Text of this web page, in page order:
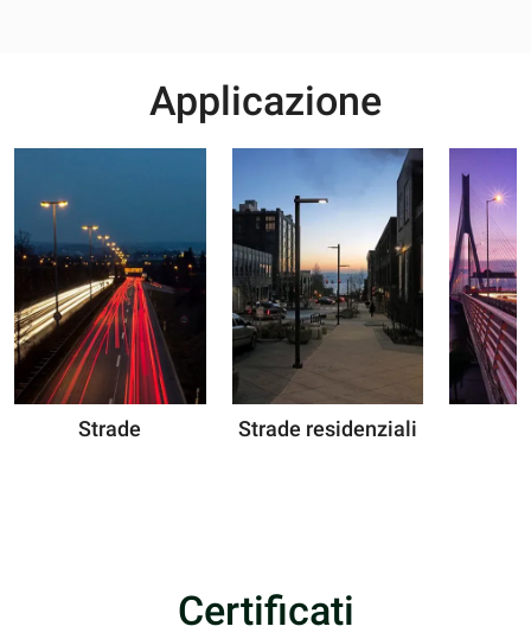
Applicazione
Strade Strade residenziali
Certificati